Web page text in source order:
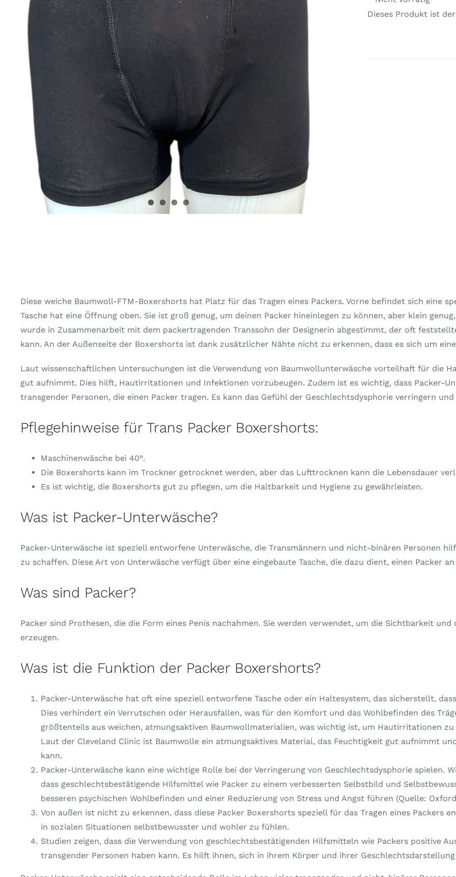
Dieses Produkt ist
Diese weiche Baumwoll-FTM-Boxershorts hat Platz für das Tragen eines Packers. Vorne befindet sich eine
Tasche hat eine Öffnung oben. Sie ist groß genug, um deinen Packer hineinlegen zu können, aber klein
wurde in Zusammenarbeit mit dem packertragenden Transsohn der Designerin abgestimmt, der oft
kann. An der Außenseite der Boxershorts ist dank zusätzlicher Nähte nicht zu erkennen, dass es sich um
Laut wissenschaftlichen Untersuchungen ist die Verwendung von Baumwollunterwäsche vorteilhaft für die
gut aufnimmt. Dies hilft, Hautirritationen und Infektionen vorzubeugen. Zudem ist es wichtig, dass Packer-
transgender Personen, die einen Packer tragen. Es kann das Gefühl der Geschlechtsdysphorie verringern
Pflegehinweise für Trans Packer Boxershorts:
Maschinenwäsche bei 40°.
Die Boxershorts kann im Trockner getrocknet werden, aber das Lufttrocknen kann die Lebensdauer
Es ist wichtig, die Boxershorts gut zu pflegen, um die Haltbarkeit und Hygiene zu gewährleisten.
Was ist Packer-Unterwäsche?
Packer-Unterwäsche ist speziell entworfene Unterwäsche, die Transmännern und nicht-binären Personen
zu schaffen. Diese Art von Unterwäsche verfügt über eine eingebaute Tasche, die dazu dient, einen Packer
Was sind Packer?
Packer sind Prothesen, die die Form eines Penis nachahmen. Sie werden verwendet, um die Sichtbarkeit
erzeugen.
Was ist die Funktion der Packer Boxershorts?
Packer-Unterwäsche hat oft eine speziell entworfene Tasche oder ein Haltesystem, das sicherstellt,
Dies verhindert ein Verrutschen oder Herausfallen, was für den Komfort und das Wohlbefinden des
größtenteils aus weichen, atmungsaktiven Baumwollmaterialien, was wichtig ist, um Hautirritationen
Laut der Cleveland Clinic ist Baumwolle ein atmungsaktives Material, das Feuchtigkeit gut aufnimmt
kann.
Packer-Unterwäsche kann eine wichtige Rolle bei der Verringerung von Geschlechtsdysphorie spielen.
dass geschlechtsbestätigende Hilfsmittel wie Packer zu einem verbesserten Selbstbild und
besseren psychischen Wohlbefinden und einer Reduzierung von Stress und Angst führen (Quelle:
Von außen ist nicht zu erkennen, dass diese Packer Boxershorts speziell für das Tragen eines Packers
in sozialen Situationen selbstbewusster und wohler zu fühlen.
Studien zeigen, dass die Verwendung von geschlechtsbestätigenden Hilfsmitteln wie Packers positive
transgender Personen haben kann. Es hilft ihnen, sich in ihrem Körper und ihrer